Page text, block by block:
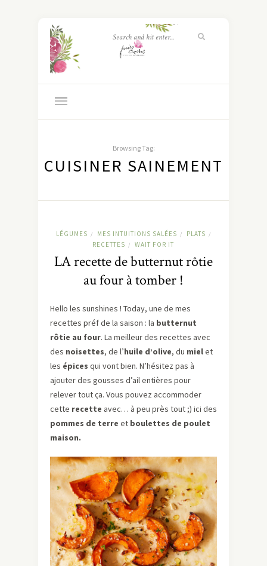
Browsing Tag:
CUISINER SAINEMENT
LÉGUMES / MES INTUITIONS SALÉES / PLATS /
RECETTES / WAIT FOR IT
LA recette de butternut rôtie
au four à tomber !
Hello les sunshines ! Today, une de mes
recettes préf de la saison : la butternut
rôtie au four. La meilleur des recettes avec
des noisettes, de l’huile d’olive, du mielet
les épices qui vont bien. N’hésitez pas à
ajouter des gousses d’ail entières pour
relever tout ça. Vous pouvez accommoder
cette recette avec… à peu près tout ;) ici des
pommes de terre et boulettes de poulet
maison.